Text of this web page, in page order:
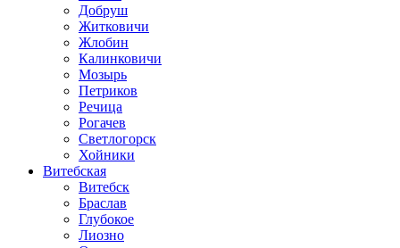
Добруш
Житковичи
Жлобин
Калинковичи
Мозырь
Петриков
Речица
Рогачев
Светлогорск
Хойники
Витебская
Витебск
Браслав
Глубокое
Лиозно